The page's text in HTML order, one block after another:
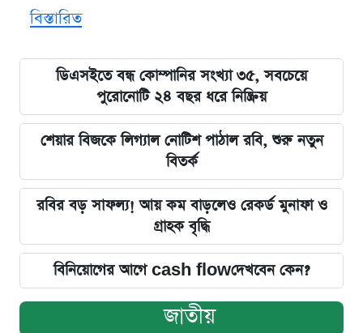
বিস্তারিত
ডিএসইতে বন্ধ কোম্পানির সংখ্যা ৩৫, সবচেয়ে
পুরোনোটি ২৪ বছর ধরে নিষ্ক্রিয়
শেয়ার বিজকে লিগ্যাল নোটিশ পাঠাল রবি, শুরু নতুন
বিতর্ক
রবির বড় সাফল্য! আয় কম বাড়লেও রেকর্ড মুনাফা ও
গ্রাহক বৃদ্ধি
বিনিয়োগের আগে cash flowদেখবেন কেন?
জাতীয়